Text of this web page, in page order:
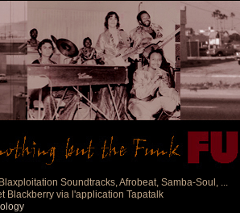
Soundtracks, Afrobeat, Samba-Soul, ...
Blackberry via l'application Tapatalk